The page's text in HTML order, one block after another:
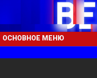
ОСНОВНОЕ МЕНЮ